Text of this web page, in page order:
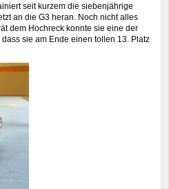
seit kurzem die siebenjährige
an die G3 heran. Noch nicht alles
dem Hochreck konnte sie eine der
sie am Ende einen tollen 13. Platz